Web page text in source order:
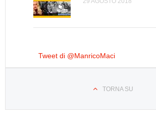
sconfitta
Tweet di @ManricoMaci
TORNA SU